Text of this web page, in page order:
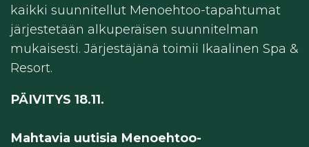
kaikki suunnitellut Menoehtoo-tapahtumat
järjestetään alkuperäisen suunnitelman
mukaisesti. Järjestäjänä toimii Ikaalinen Spa &
Resort.
PÄIVITYS 18.11.
Mahtavia uutisia Menoehtoo-